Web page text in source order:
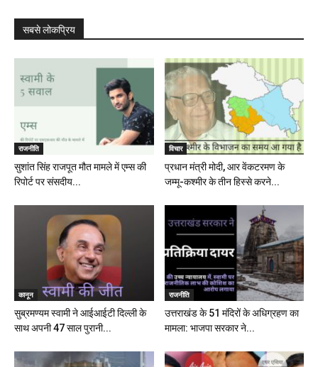
सबसे लोकप्रिय
राजनीति
सुशांत सिंह राजपूत मौत मामले में एम्स की
रिपोर्ट पर संसदीय...
विचार
प्रधान मंत्री मोदी, आर वेंकटरमण के
जम्मू-कश्मीर के तीन हिस्से करने...
कानून
सुब्रमण्यम स्वामी ने आईआईटी दिल्ली के
साथ अपनी 47 साल पुरानी...
राजनीति
उत्तराखंड के 51 मंदिरों के अधिग्रहण का
मामला: भाजपा सरकार ने...